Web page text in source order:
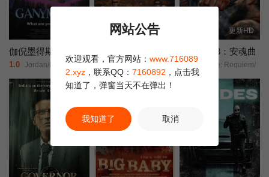
伽倪墨得斯
1.0 Jordan/Doww/大卫·科恩查内/
正片
6.0 西恩·奥斯汀/
更新HD
大力水手3：安魂曲
8.0 Popeye: Requiem/
网站公告
欢迎观看，官方网站： www.716089
2.xyz ，联系QQ： 7160892 ，点击我
知道了，弹窗当天不在弹出！
我知道了 取消